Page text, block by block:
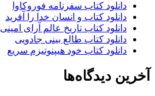
دانلود کتاب سفرنامه فوروکاوا
دانلود کتاب و انسان خدا را آفرید
دانلود کتاب تاریخ عالم آرای امینی
دانلود کتاب طالع بینی جادویی
دانلود کتاب خود هیپنوتیزم سریع
آخرین دیدگاه‌ها